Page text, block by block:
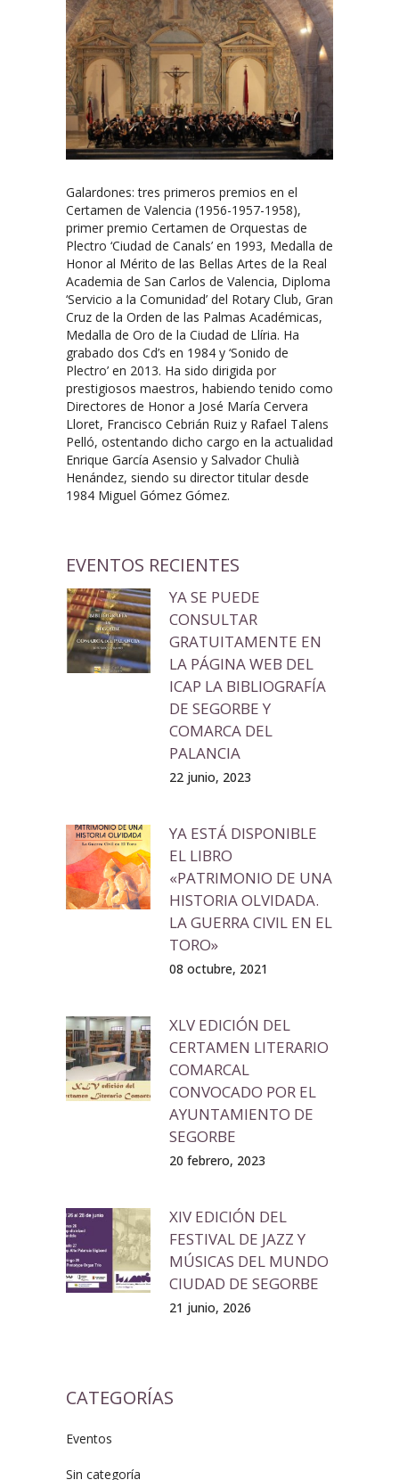
Galardones: tres primeros premios en el
Certamen de Valencia (1956-1957-1958),
primer premio Certamen de Orquestas de
Plectro ‘Ciudad de Canals’ en 1993, Medalla de
Honor al Mérito de las Bellas Artes de la Real
Academia de San Carlos de Valencia, Diploma
‘Servicio a la Comunidad’ del Rotary Club, Gran
Cruz de la Orden de las Palmas Académicas,
Medalla de Oro de la Ciudad de Llíria. Ha
grabado dos Cd’s en 1984 y ‘Sonido de
Plectro’ en 2013. Ha sido dirigida por
prestigiosos maestros, habiendo tenido como
Directores de Honor a José María Cervera
Lloret, Francisco Cebrián Ruiz y Rafael Talens
Pelló, ostentando dicho cargo en la actualidad
Enrique García Asensio y Salvador Chulià
Henández, siendo su director titular desde
1984 Miguel Gómez Gómez.
EVENTOS RECIENTES
YA SE PUEDE
CONSULTAR
GRATUITAMENTE EN
LA PÁGINA WEB DEL
ICAP LA BIBLIOGRAFÍA
DE SEGORBE Y
COMARCA DEL
PALANCIA
22 junio, 2023
YA ESTÁ DISPONIBLE
EL LIBRO
«PATRIMONIO DE UNA
HISTORIA OLVIDADA.
LA GUERRA CIVIL EN EL
TORO»
08 octubre, 2021
XLV EDICIÓN DEL
CERTAMEN LITERARIO
COMARCAL
CONVOCADO POR EL
AYUNTAMIENTO DE
SEGORBE
20 febrero, 2023
XIV EDICIÓN DEL
FESTIVAL DE JAZZ Y
MÚSICAS DEL MUNDO
CIUDAD DE SEGORBE
21 junio, 2026
CATEGORÍAS
Eventos
Sin categoría